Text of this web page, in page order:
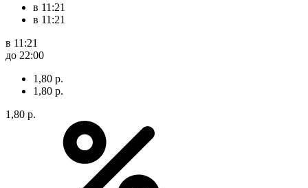
в 11:21
в 11:21
в 11:21
до 22:00
1,80 р.
1,80 р.
1,80 р.